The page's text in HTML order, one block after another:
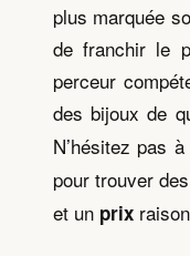
plus marquée
de franchir le
perceur
des bijoux de
N’hésitez pas
pour trouver
et un prix